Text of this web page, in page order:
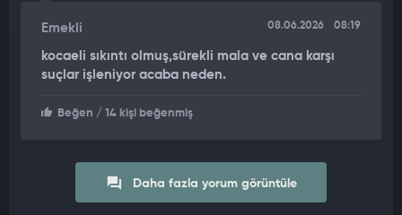
Emekli 08.06.2026 08:19
kocaeli sıkıntı olmuş,sürekli mala ve cana karşı
suçlar işleniyor acaba neden.
Beğen / 14 kişi beğenmiş
Daha fazla yorum görüntüle